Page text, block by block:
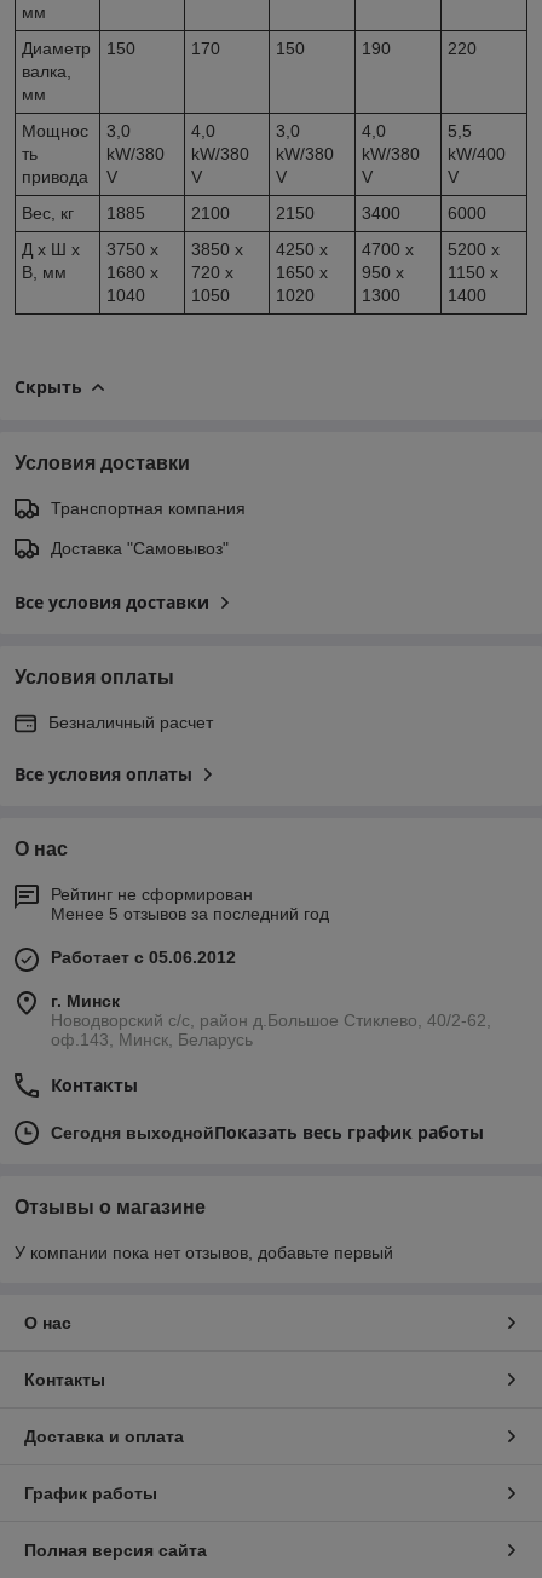
мм
Диаметр
валка,
мм
150 170 150 190 220
Мощнос
ть
привода
3,0
kW/380
V
4,0
kW/380
V
3,0
kW/380
V
4,0
kW/380
V
5,5
kW/400
V
Вес, кг
1885 2100 2150 3400
6000
Д х Ш х
В, мм
3750 x
1680 x
1040
3850 x
720 x
1050
4250 x
1650 x
1020
4700 x
950 x
1300
5200 x
1150 x
1400
Скрыть
Условия доставки
Транспортная компания
Доставка "Самовывоз"
Все условия доставки
Условия оплаты
Безналичный расчет
Все условия оплаты
О нас
Рейтинг не сформирован
Менее 5 отзывов за последний год
Работает с 05.06.2012
г. Минск
Новодворский с/с, район д.Большое Стиклево, 40/2-62,
оф.143, Минск, Беларусь
Контакты
Сегодня выходнойПоказать весь график работы
Отзывы о магазине
У компании пока нет отзывов, добавьте первый
О нас
Контакты
Доставка и оплата
График работы
Полная версия сайта